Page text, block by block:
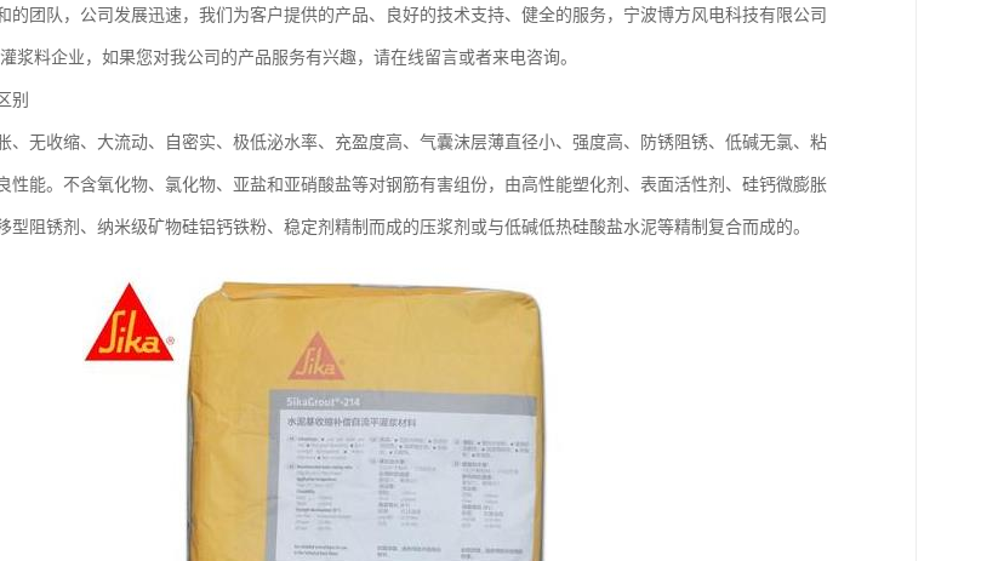
的团队，公司发展迅速，我们为客户提供的产品、良好的技术支持、健全的服务，宁波博方风电科技有限公司
浆料企业，如果您对我公司的产品服务有兴趣，请在线留言或者来电咨询。
别
、无收缩、大流动、自密实、极低泌水率、充盈度高、气囊沫层薄直径小、强度高、防锈阻锈、低碱无氯、粘
性能。不含氧化物、氯化物、亚盐和亚硝酸盐等对钢筋有害组份，由高性能塑化剂、表面活性剂、硅钙微膨胀
型阻锈剂、纳米级矿物硅铝钙铁粉、稳定剂精制而成的压浆剂或与低碱低热硅酸盐水泥等精制复合而成的。